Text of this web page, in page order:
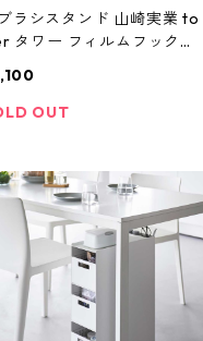
ラシスタンド 山崎実業 to
タワー フィルムフックシ
ブラック
OUT